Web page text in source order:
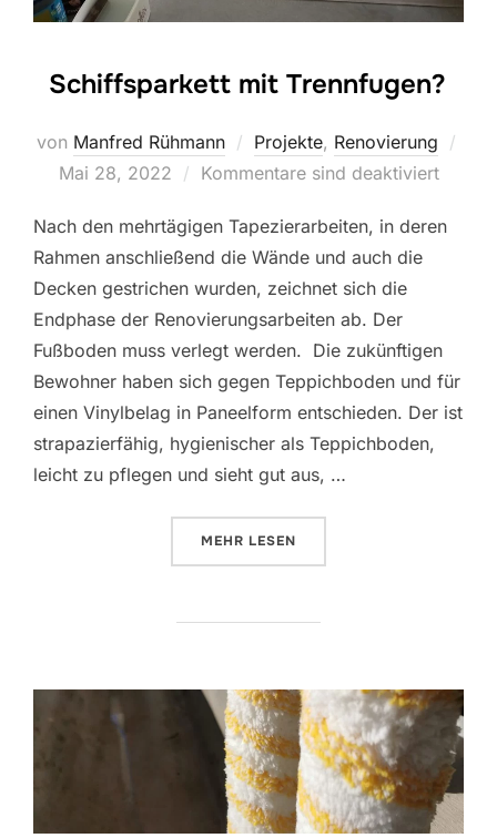
Schiffsparkett mit Trennfugen?
von Manfred Rühmann Projekte, Renovierung
Mai 28, 2022 Kommentare sind deaktiviert
Nach den mehrtägigen Tapezierarbeiten, in deren
Rahmen anschließend die Wände und auch die
Decken gestrichen wurden, zeichnet sich die
Endphase der Renovierungsarbeiten ab. Der
Fußboden muss verlegt werden. Die zukünftigen
Bewohner haben sich gegen Teppichboden und für
einen Vinylbelag in Paneelform entschieden. Der ist
strapazierfähig, hygienischer als Teppichboden,
leicht zu pflegen und sieht gut aus, …
MEHR ÜBER „SCHIFFSPARKETT MIT
LESEN